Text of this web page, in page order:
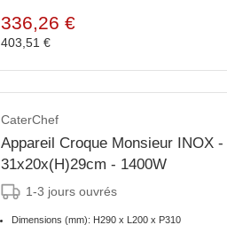
336,26 €
403,51 €
CaterChef
Appareil Croque Monsieur INOX
31x20x(H)29cm - 1400W
1-3 jours ouvrés
Dimensions (mm): H290 x L200 x P310